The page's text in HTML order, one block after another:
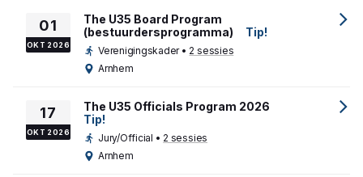
01
OKT 2026
The U35 Board Program
(bestuurdersprogramma)
Tip!
Verenigingskader • 2 sessies
Arnhem
17
OKT 2026
The U35 Officials Program 2026
Tip!
Jury/Official • 2 sessies
Arnhem